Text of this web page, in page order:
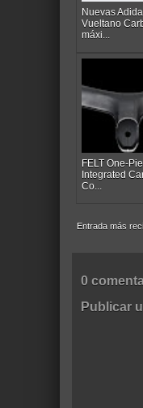
Nuevas
Vueltano
máxi...
FELT One-
Integrated
Co...
Entrada más
0
Publicar